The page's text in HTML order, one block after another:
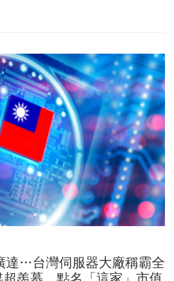
台積電與台灣電子業的情況。我做了一些
達…台灣伺服器大廠稱霸全